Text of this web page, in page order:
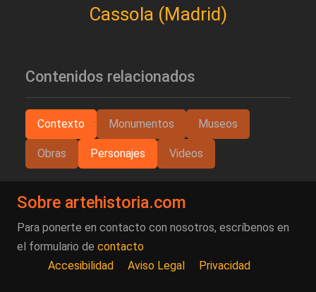
Cassola (Madrid)
Contenidos relacionados
Contexto Monumentos Museos
Obras Personajes Videos
Sobre artehistoria.com
Para ponerte en contacto con nosotros, escríbenos en
el formulario de contacto
Accesibilidad
Aviso Legal Privacidad